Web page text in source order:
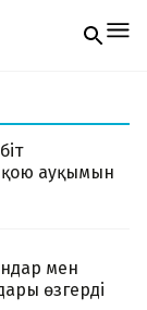
қою ауқымын
мен
өзгерді